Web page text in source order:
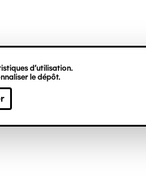
d’utilisation.
le dépôt.